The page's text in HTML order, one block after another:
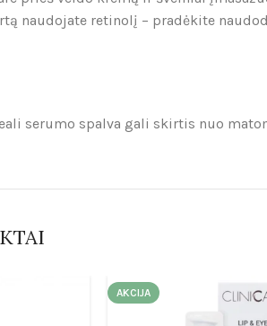
naudojate retinolį – pradėkite
serumo spalva gali skirtis nuo
AKCIJA